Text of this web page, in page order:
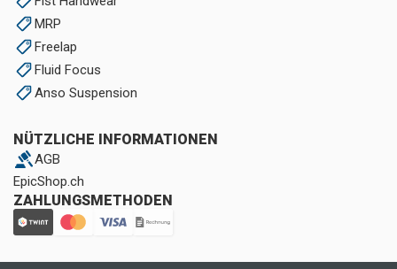
MRP
Freelap
Fluid Focus
Anso Suspension
NÜTZLICHE INFORMATIONEN
AGB
EpicShop.ch
ZAHLUNGSMETHODEN